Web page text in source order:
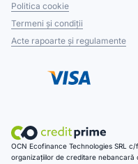
Politica cookie
Termeni și condiții
Acte rapoarte și regulamente
OCN Ecofinance Technologies SRL
organizațiilor de creditare